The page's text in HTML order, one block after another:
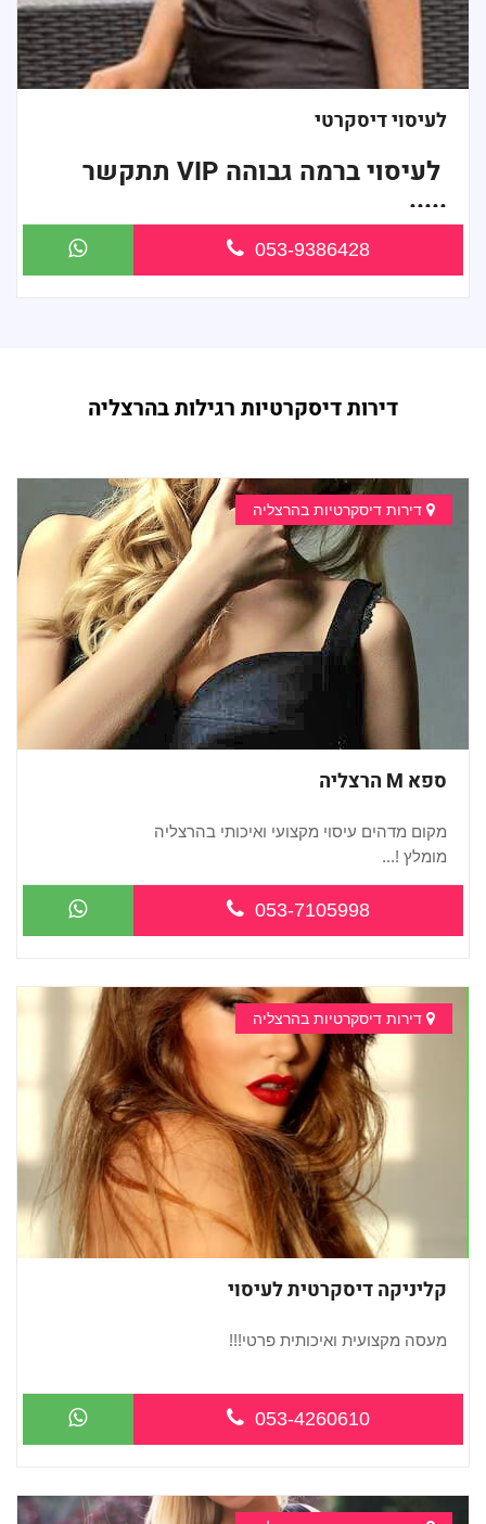
לעיסוי דיסקרטי
לעיסוי ברמה גבוהה VIP תתקשר
.....
053-9386428
דירות דיסקרטיות רגילות בהרצליה
דירות דיסקרטיות בהרצליה
ספא M הרצליה
מקום מדהים עיסוי מקצועי ואיכותי בהרצליה
מומלץ !...
053-7105998
דירות דיסקרטיות בהרצליה
קליניקה דיסקרטית לעיסוי
מעסה מקצועית ואיכותית פרטי!!!
053-4260610